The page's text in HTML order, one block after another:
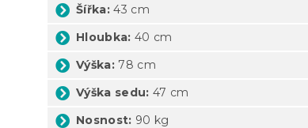
Šířka: 43 cm
Hloubka: 40 cm
Výška: 78 cm
Výška sedu: 47 cm
Nosnost: 90 kg